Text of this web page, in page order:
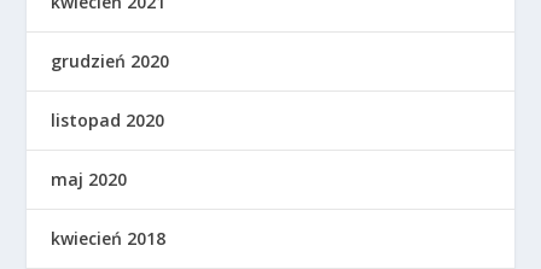
grudzień 2020
listopad 2020
maj 2020
kwiecień 2018